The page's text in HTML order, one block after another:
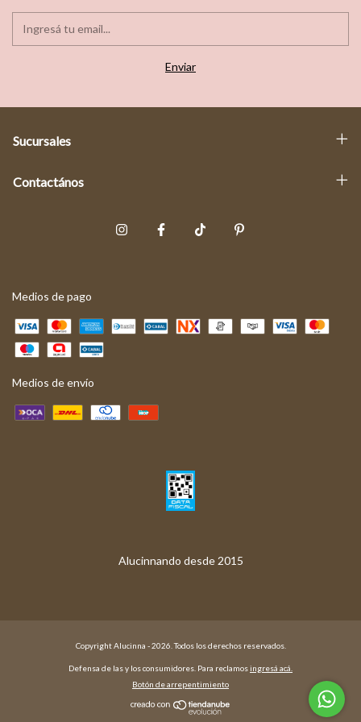
Sucursales
Contactános
Medios de pago
Medios de envío
Copyright Alucinna - 2026. Todos los derechos reservados.
Defensa de las y los consumidores. Para reclamosingresá acá.
Botón de arrepentimiento